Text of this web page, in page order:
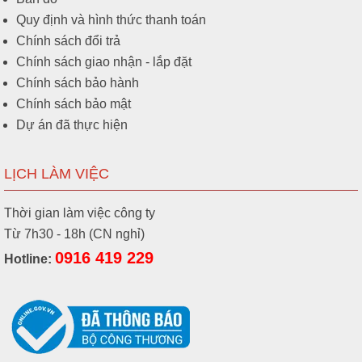
Quy định và hình thức thanh toán
Chính sách đổi trả
Chính sách giao nhận - lắp đặt
Chính sách bảo hành
Chính sách bảo mật
Dự án đã thực hiện
LỊCH LÀM VIỆC
Thời gian làm việc công ty
Từ 7h30 - 18h (CN nghỉ)
Hotline: 0916 419 229